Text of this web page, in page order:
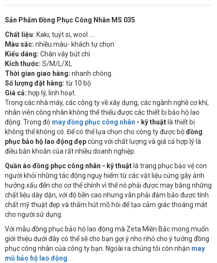
Sản Phẩm Đồng Phục Công Nhân MS 035
Chất liệu: Kaki, tuýt si, wool ….
Màu sắc: nhiều màu- khách tự chọn
Kiểu dáng: Chân váy bút chì
Kích thước: S/M/L/XL
Thời gian giao hàng: nhanh chóng.
Số lượng đặt hàng: từ 10 bộ
Giá cả: hợp lý, linh hoạt.
Trong các nhà máy, các công ty về xây dựng, các ngành nghề cơ khí,
nhân viên công nhân không thể thiếu được các thiết bị bảo hộ lao
động. Trong đó may đồng phục công nhân - kỹ thuật là thiết bị
không thể không có. Để có thể lựa chọn cho công ty được bộđồng
phục bảo hộ lao động đẹpcùng với chất lượng và giá cả hợp lý là
điều băn khoăn của rất nhiều doanh nghiệp.
Quần áo đồng phục công nhân - kỹ thuật là trang phục bảo vệ con
người khỏi những tác động nguy hiểm từ các vật liệu cứng gây ảnh
hưởng xấu đến cho cơ thể chính vì thế nó phải được may bằng những
chất liệu dày dặn, với độ bền cao nhưng vẫn phải đảm bảo được tính
chất mỹ thuật đẹp và thấm hút mồ hôi để tạo cảm giác thoáng mát
cho người sử dụng.
Với mẫu đồng phục bảo hộ lao động mà Zeta Miền Bắc mong muốn
giới thiệu dưới đây có thể sẽ cho bạn gợi ý nho nhỏ cho ý tưởng đồng
phục công nhân của công ty bạn. Ngoài ra chúng tôi còn nhận may
mũ bảo hộ lao động.